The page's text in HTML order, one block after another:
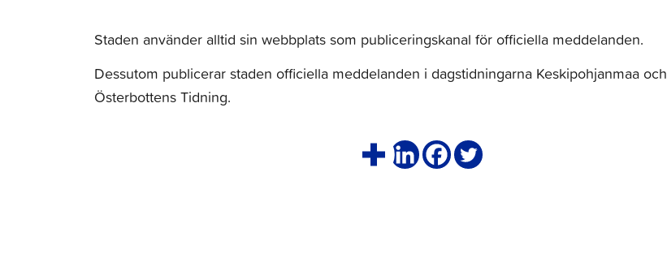
Staden använder alltid sin webbplats som publiceringskanal för officiella meddelanden.
Dessutom publicerar staden officiella meddelanden i dagstidningarna Keskipohjanmaa och
Österbottens Tidning.